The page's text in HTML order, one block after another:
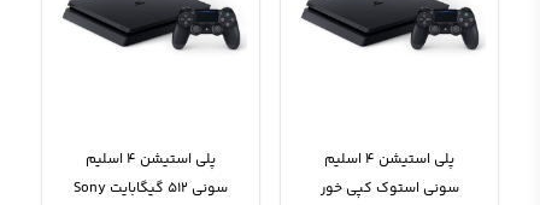
پلی استیشن 4 اسلیم
سونی استوک کپی خور
پلی استیشن 4 اسلیم
سونی 512 گیگابایت Sony